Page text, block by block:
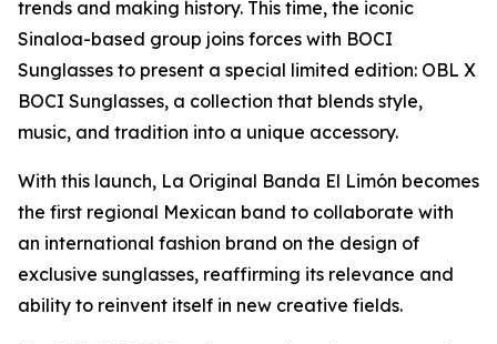
trends and making history. This time, the iconic
Sinaloa-based group joins forces with BOCI
Sunglasses to present a special limited edition: OBL X
BOCI Sunglasses, a collection that blends style,
music, and tradition into a unique accessory.
With this launch, La Original Banda El Limón becomes
the first regional Mexican band to collaborate with
an international fashion brand on the design of
exclusive sunglasses, reaffirming its relevance and
ability to reinvent itself in new creative fields.